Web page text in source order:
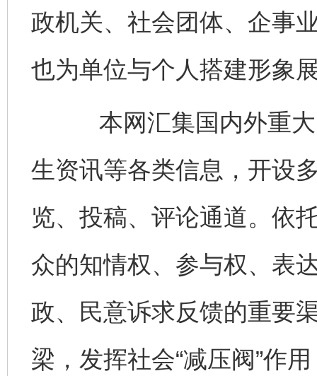
政机关、社会团体、企事
也为单位与个人搭建形象
本网汇集国内外重大
生资讯等各类信息，开设
览、投稿、评论通道。依
众的知情权、参与权、表
政、民意诉求反馈的重要
梁，发挥社会“减压阀”作